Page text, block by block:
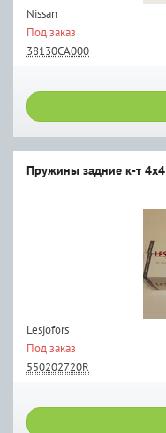
Nissan
Под заказ
38130CA000
Пружины задние к-т 4х4
Lesjofors
Под заказ
550202720R